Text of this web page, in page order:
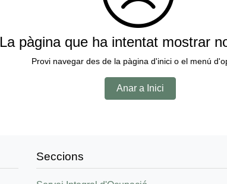
La pàgina que ha intentat mostrar
Provi navegar des de la pàgina d'inici o el menú
Anar a Inici
Seccions